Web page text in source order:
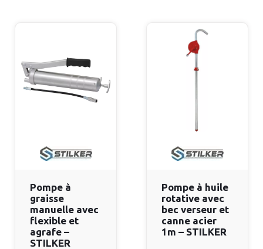
Pompe à
graisse
manuelle avec
flexible et
agrafe –
STILKER
Pompe à huile
rotative avec
bec verseur et
canne acier
1m – STILKER